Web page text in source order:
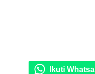
Ikuti